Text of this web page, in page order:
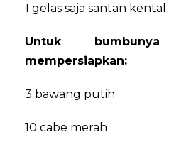
1 gelas saja santan kental
Untuk
mempersiapkan:
3 bawang putih
10 cabe merah